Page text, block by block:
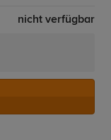
nicht verfügbar